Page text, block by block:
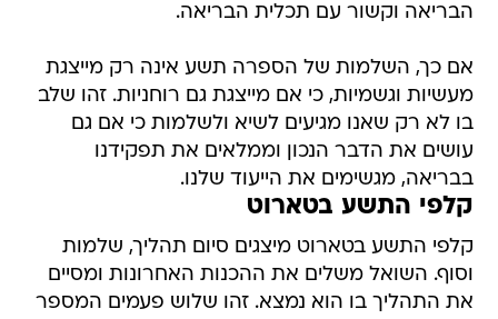
הבריאה וקשור עם תכלית הבריאה.
אם כך, השלמות של הספרה תשע אינה רק מייצגת
מעשיות וגשמיות, כי אם מייצגת גם רוחניות. זהו שלב
בו לא רק שאנו מגיעים לשיא ולשלמות כי אם גם
עושים את הדבר הנכון וממלאים את תפקידנו
בבריאה, מגשימים את הייעוד שלנו.
קלפי התשע בטארוט
קלפי התשע בטארוט מיצגים סיום תהליך, שלמות
וסוף. השואל משלים את ההכנות האחרונות ומסיים
את התהליך בו הוא נמצא. זהו שלוש פעמים המספר